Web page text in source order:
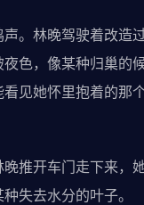
。林晚驾驶着改造
色，像某种归巢的
看见她怀里抱着的
推开车门走下来，
失去水分的叶子。